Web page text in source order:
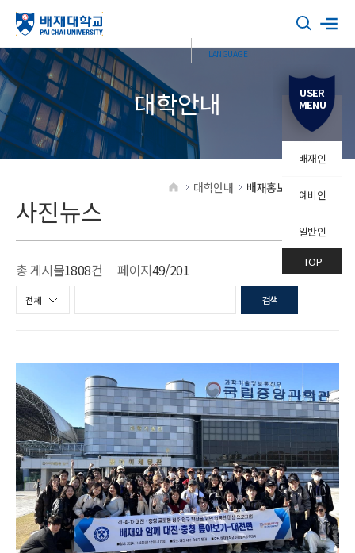
대학안내
사진뉴스 HOME
대학안내 배재홍보 사진뉴스
총 게시물1808건 페이지49/201
검색
USER
MENU
배재인
예비인
일반인
TOP